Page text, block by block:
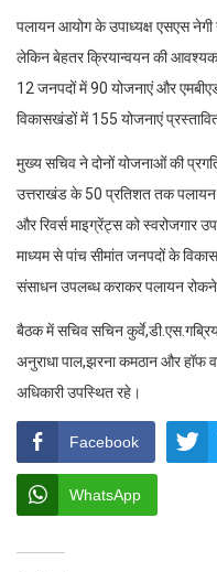
पलायन आयोग के उपाध्यक्ष एसएस नेगी
लेकिन बेहतर क्रियान्वयन की
12 जनपदों में 90 योजनाएं और
विकासखंडों में 155 योजनाएं
मुख्य सचिव ने दोनों योजनाओं की
उत्तराखंड के 50 प्रतिशत तक पलायन-
और रिवर्स माइग्रेंट्स को स्वरोजगार
माध्यम से पांच सीमांत जनपदों के
संसाधन उपलब्ध कराकर पलायन रोकने
बैठक में सचिव सचिन
अनुराधा पाल,झरना कमठान और हॉफ
अधिकारी उपस्थित रहे।
Facebook
WhatsApp